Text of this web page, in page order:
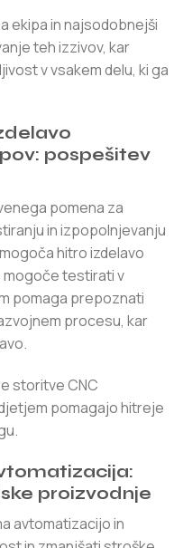
ekipa in najsodobnejši
teh izzivov, kar
v vsakem delu, ki ga
pospešitev
pomena za
in izpopolnjevanju
hitro izdelavo
mogoče testirati v
pomaga prepoznati
procesu, kar
storitve CNC
pomagajo hitreje
proizvodnje
avtomatizacijo in